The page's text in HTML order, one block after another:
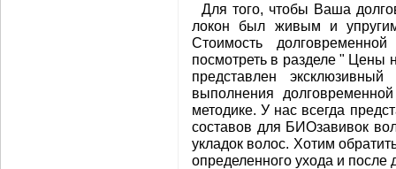
Для того, чтобы Ваша
локон был живым и
Стоимость
посмотреть в разделе " Цены
представлен
выполнения
методике. У нас всегда
составов для БИОзавивок
укладок волос. Хотим
определенного ухода и после